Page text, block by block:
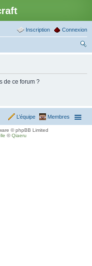
Connexion
Inscription
de ce forum ?
Membres
L’équipe
© phpBB Limited
©Qiaeru